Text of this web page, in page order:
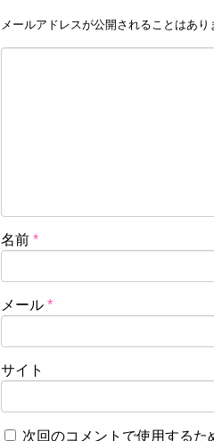
メールアドレスが公開されることはあり
名前 *
メール *
サイト
次回のコメントで使用する